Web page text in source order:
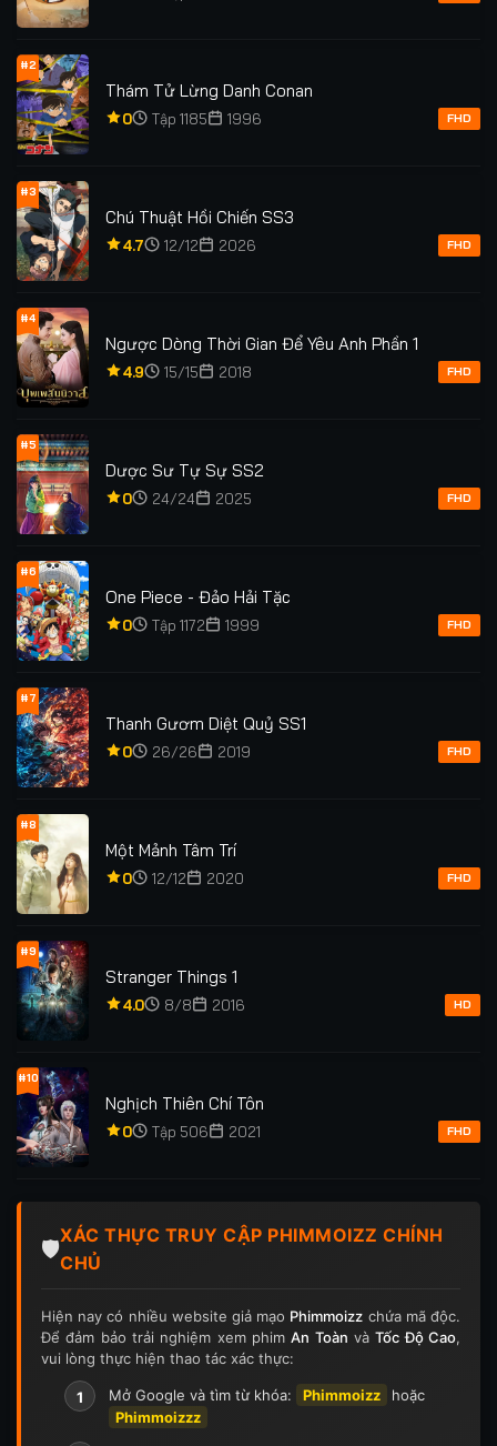
#2
Thám Tử Lừng Danh Conan
0 Tập 1185 1996 FHD
#3
Chú Thuật Hồi Chiến SS3
4.7 12/12 2026 FHD
#4
Ngược Dòng Thời Gian Để Yêu Anh Phần 1
4.9 15/15 2018 FHD
#5
Dược Sư Tự Sự SS2
0 24/24 2025 FHD
#6
One Piece - Đảo Hải Tặc
0 Tập 1172 1999 FHD
#7
Thanh Gươm Diệt Quỷ SS1
0 26/26 2019 FHD
#8
Một Mảnh Tâm Trí
0 12/12 2020 FHD
#9
Stranger Things 1
4.0 8/8 2016 HD
#10
Nghịch Thiên Chí Tôn
0 Tập 506 2021 FHD
🛡️
XÁC THỰC TRUY CẬP PHIMMOIZZ CHÍNH
CHỦ
Hiện nay có nhiều website giả mạo Phimmoizz chứa mã độc.
Để đảm bảo trải nghiệm xem phimAn Toàn vàTốc Độ Cao,
vui lòng thực hiện thao tác xác thực:
1 Mở Google và tìm từ khóa: Phimmoizz
hoặc
Phimmoizzz